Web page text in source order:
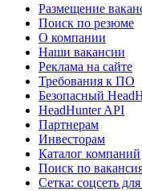
Размещение
Поиск по резюме
О компании
Наши вакансии
Реклама на сайте
Требования к ПО
Безопасный
HeadHunter API
Партнерам
Инвесторам
Каталог компаний
Поиск по
Сетка: соцсеть